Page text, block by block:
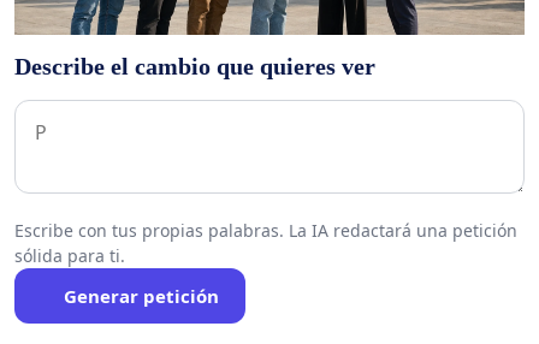
Describe el cambio que quieres ver
Escribe con tus propias palabras. La IA redactará una petición
sólida para ti.
Generar petición